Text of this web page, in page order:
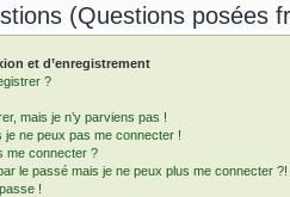
(Questions posées
et d’enregistrement
?
mais je n’y parviens pas !
ne peux pas me connecter !
me connecter ?
le passé mais je ne peux plus me connecter ?!
!